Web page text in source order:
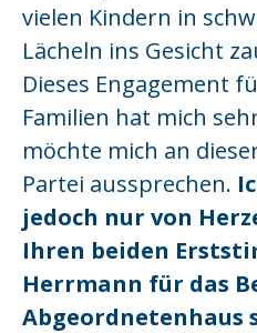
vielen Kindern in
Lächeln ins Gesicht
Dieses Engagement
Familien hat mich
möchte mich an
Partei aussprechen.
jedoch nur von
Ihren beiden
Herrmann für das
Abgeordnetenhaus